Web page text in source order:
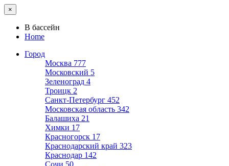
×
В бассейн
Home
Город
Москва 777
Московский 5
Зеленоград 4
Троицк 2
Санкт-Петербург 452
Московская область 342
Балашиха 21
Химки 17
Красногорск 17
Краснодарский край 323
Краснодар 142
Сочи 50